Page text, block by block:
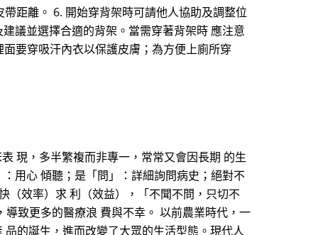
距離。 6. 開始穿背架時可請他人協助及調整位
議並選擇合適的背架。當需穿著背架時 應注意
要穿吸汗內衣以保護皮膚；為方便上廁所穿
現，多半繁複而非專一，常常又會因長期 的生
用心 傾聽；是「問」：詳細詢問病史；絕對不
（效率）求 利（效益），「不聞不問，只切不
致更多的醫療浪 費與不幸。 以前農業時代，一
的誕生，進而改變了大眾的生活型態。現代人